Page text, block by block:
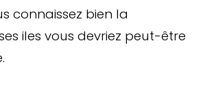
connaissez bien la
iles vous devriez peut-être